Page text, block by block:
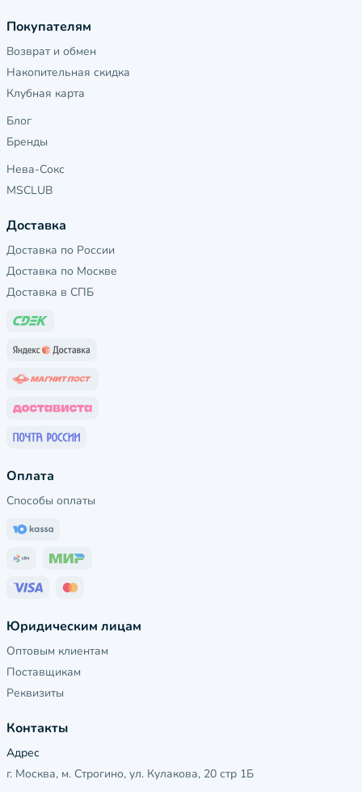
Покупателям
Возврат и обмен
Накопительная скидка
Клубная карта
Блог
Бренды
Нева-Сокс
MSCLUB
Доставка
Доставка по России
Доставка по Москве
Доставка в СПБ
Оплата
Способы оплаты
Юридическим лицам
Оптовым клиентам
Поставщикам
Реквизиты
Контакты
Адрес
г. Москва, м. Строгино, ул. Кулакова, 20 стр 1Б